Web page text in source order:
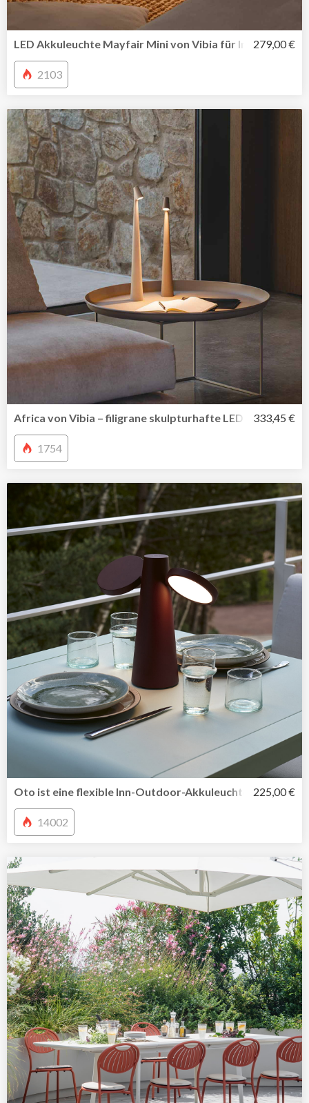
LED Akkuleuchte Mayfair Mini von Vibia für In-Outdoor
279,00 €
2103
Africa von Vibia – filigrane skulpturhafte LED 333,45 €
1754
Oto ist eine flexible Inn-Outdoor-Akkuleuchte von225,00 €
14002